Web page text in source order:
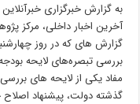
به گزارش خبرگزاری
آخرین اخبار داخلی، مرکز
مفاد یکی از لایحه های